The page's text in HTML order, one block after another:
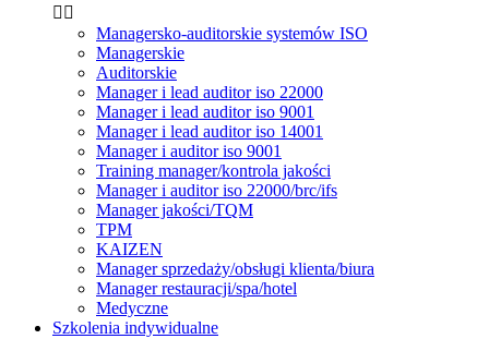
 
Managersko-auditorskie systemów ISO
Managerskie
Auditorskie
Manager i lead auditor iso 22000
Manager i lead auditor iso 9001
Manager i lead auditor iso 14001
Manager i auditor iso 9001
Training manager/kontrola jakości
Manager i auditor iso 22000/brc/ifs
Manager jakości/TQM
TPM
KAIZEN
Manager sprzedaży/obsługi klienta/biura
Manager restauracji/spa/hotel
Medyczne
Szkolenia indywidualne